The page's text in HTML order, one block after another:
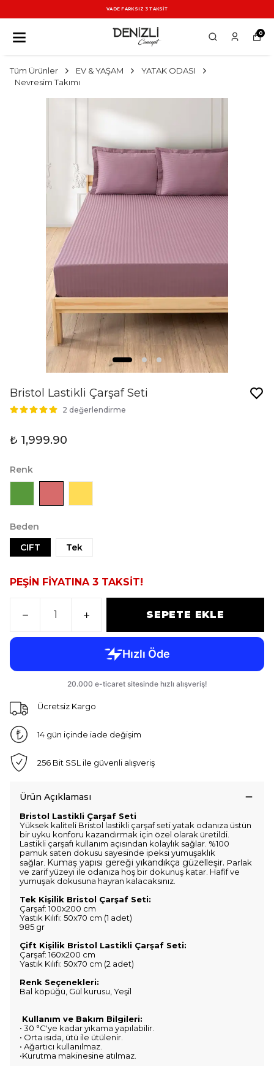
VADE FARKSIZ 3 TAKSİT
0
Tüm Ürünler EV & YAŞAM
YATAK ODASI
Nevresim Takımı
Bristol Lastikli Çarşaf Seti
2 değerlendirme
₺ 1,999.90
Renk
Beden
CIFT
Tek
PEŞİN FİYATINA 3 TAKSİT!
SEPETE EKLE
Ücretsiz Kargo
14 gün içinde iade değişim
256 Bit SSL ile güvenli alışveriş
Ürün Açıklaması
Bristol Lastikli Çarşaf Seti
Yüksek kaliteli Bristol lastikli çarşaf seti yatak odanıza üstün
bir uyku konforu kazandırmak için özel olarak üretildi.
Lastikli çarşafı kullanım açısından kolaylık sağlar. %100
pamuk saten dokusu sayesinde ipeksi yumuşaklık
sağlar. Kumaş yapısı gereği yıkandıkça güzelleşir. Parlak
ve zarif yüzeyi ile odanıza hoş bir dokunuş katar. Hafif ve
yumuşak dokusuna hayran kalacaksınız.
Tek Kişilik Bristol Çarşaf Seti:
Çarşaf: 100x200 cm
Yastık Kılıfı: 50x70 cm (1 adet)
985 gr
Çift Kişilik Bristol Lastikli Çarşaf Seti:
Çarşaf: 160x200 cm
Yastık Kılıfı: 50x70 cm (2 adet)
Renk Seçenekleri:
Bal köpüğü, Gül kurusu, Yeşil
Kullanım ve Bakım Bilgileri:
• 30 °C'ye kadar yıkama yapılabilir.
• Orta ısıda, ütü ile ütülenir.
• Ağartıcı kullanılmaz.
•Kurutma makinesine atılmaz.